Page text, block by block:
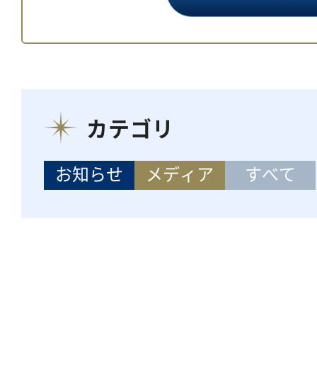
カテゴリ
お知らせ メディア すべて